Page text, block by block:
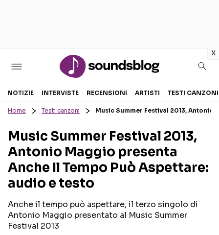
x
Sezioni
RECENSIONI MUSICALI
INTERVISTE
GOSSIP E CURIOSITÀ
TESTI CANZONI
TOUR ED EVENTI
TALENT SHOW
NOTIZIE INTERVISTE RECENSIONI ARTISTI TESTI CANZONI
Home Testi canzoni Music Summer Festival 2013,
Music Summer Festival 2013,
Antonio Maggio presenta
Anche Il Tempo Può Aspettare:
audio e testo
Anche il tempo può aspettare, il terzo singolo di
Antonio Maggio presentato al Music Summer
Festival 2013